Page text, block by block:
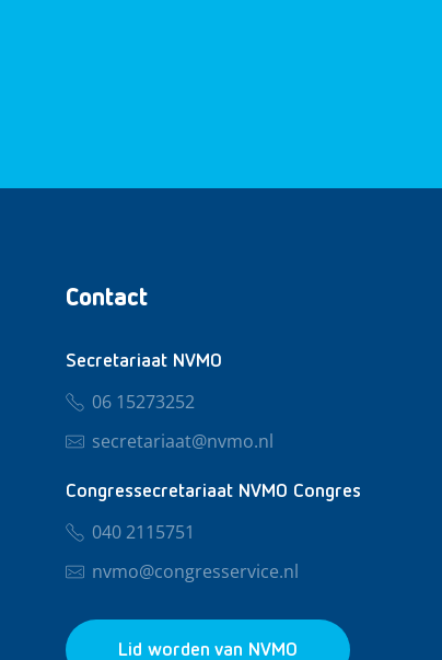
Contact
Secretariaat NVMO
06 15273252
secretariaat@nvmo.nl
Congressecretariaat NVMO Congres
040 2115751
nvmo@congresservice.nl
Lid worden van NVMO